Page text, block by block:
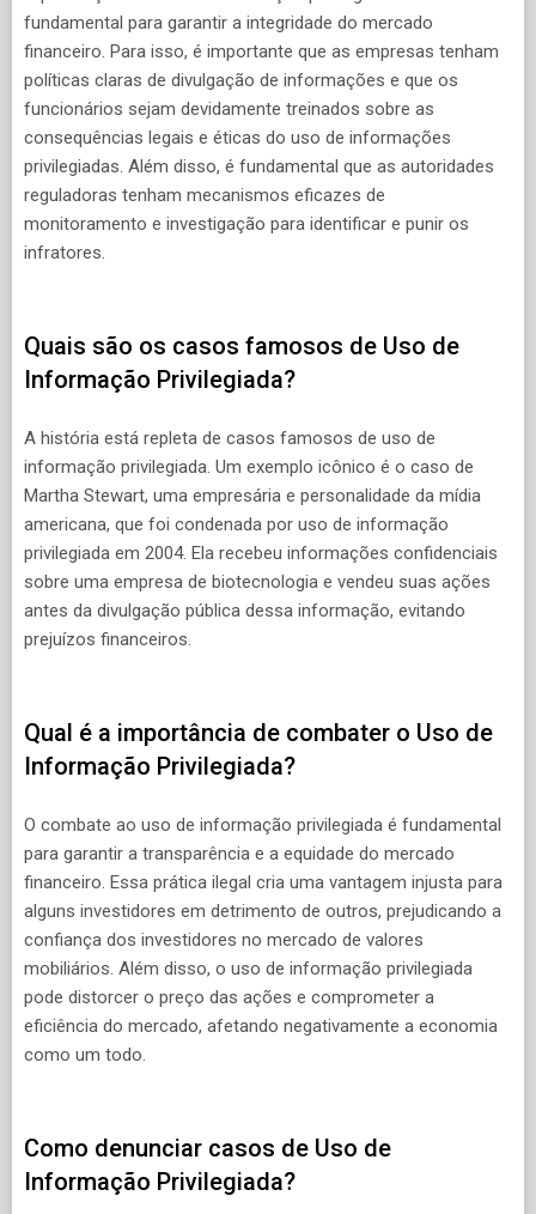
fundamental para garantir a integridade do mercado
financeiro. Para isso, é importante que as empresas tenham
políticas claras de divulgação de informações e que os
funcionários sejam devidamente treinados sobre as
consequências legais e éticas do uso de informações
privilegiadas. Além disso, é fundamental que as autoridades
reguladoras tenham mecanismos eficazes de
monitoramento e investigação para identificar e punir os
infratores.
Quais são os casos famosos de Uso de
Informação Privilegiada?
A história está repleta de casos famosos de uso de
informação privilegiada. Um exemplo icônico é o caso de
Martha Stewart, uma empresária e personalidade da mídia
americana, que foi condenada por uso de informação
privilegiada em 2004. Ela recebeu informações confidenciais
sobre uma empresa de biotecnologia e vendeu suas ações
antes da divulgação pública dessa informação, evitando
prejuízos financeiros.
Qual é a importância de combater o Uso de
Informação Privilegiada?
O combate ao uso de informação privilegiada é fundamental
para garantir a transparência e a equidade do mercado
financeiro. Essa prática ilegal cria uma vantagem injusta para
alguns investidores em detrimento de outros, prejudicando a
confiança dos investidores no mercado de valores
mobiliários. Além disso, o uso de informação privilegiada
pode distorcer o preço das ações e comprometer a
eficiência do mercado, afetando negativamente a economia
como um todo.
Como denunciar casos de Uso de
Informação Privilegiada?